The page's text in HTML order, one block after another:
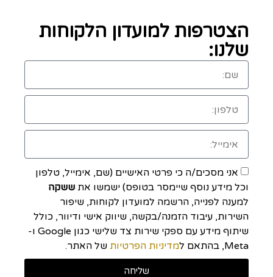
הצטרפות למועדון הלקוחות
שלנו:
אני מסכים/ה כי פרטי האישיים (שם, אימייל, טלפון
וכל מידע נוסף שיימסר בטופס) ישמשו את ששקה
למענה לפנייה, הרשמה למועדון לקוחות, שיפור
השירות, עיבוד הזמנה/בקשה, שיווק אישי ודיוור, כולל
שיתוף מידע עם ספקי שירות צד שלישי כגון Google ו-
Meta, בהתאם ל
מדיניות הפרטיות של האתר.
שליחה